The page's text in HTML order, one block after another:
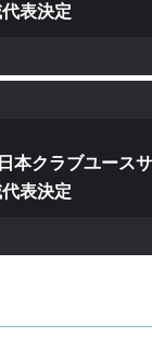
表決定
本クラブユース
表決定